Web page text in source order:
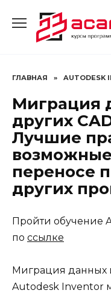
содержанию
ГЛАВНАЯ » AUTODESK
Миграция
других
Лучшие
переносе
других
Пройти обучение
по ссылке
Миграция данных
Autodesk Inventor